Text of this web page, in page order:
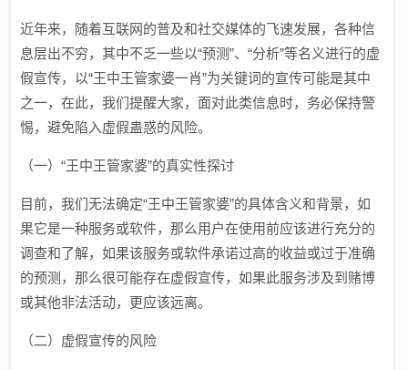
近年来，随着互联网的普及和社交媒体的飞速发展，各种信
息层出不穷，其中不乏一些以“预测”、“分析”等名义进行的虚
假宣传，以“王中王管家婆一肖”为关键词的宣传可能是其中
之一，在此，我们提醒大家，面对此类信息时，务必保持警
惕，避免陷入虚假蛊惑的风险。
（一）“王中王管家婆”的真实性探讨
目前，我们无法确定“王中王管家婆”的具体含义和背景，如
果它是一种服务或软件，那么用户在使用前应该进行充分的
调查和了解，如果该服务或软件承诺过高的收益或过于准确
的预测，那么很可能存在虚假宣传，如果此服务涉及到赌博
或其他非法活动，更应该远离。
（二）虚假宣传的风险